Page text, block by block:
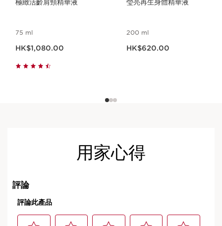
極緻活齡肩頸精華液
75 ml
HK$1,080.00
瑩亮再生身體精華液
200 ml
HK$620.00
用家心得